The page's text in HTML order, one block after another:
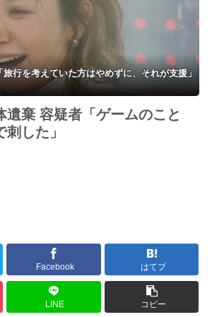
旅行を考えていた方はやめずに、それが支援」
遺棄 容疑者「ゲームのこと
した」
Facebook はてブ
LINE コピー